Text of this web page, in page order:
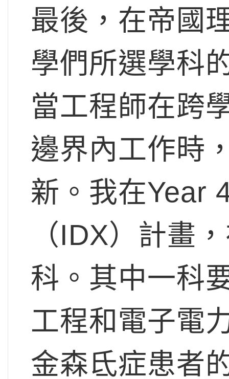
最後，在帝國
學們所選學科
當工程師在跨
邊界內工作時
新。我在Year
（IDX）計畫
科。其中一科
工程和電子電
金森氐症患者